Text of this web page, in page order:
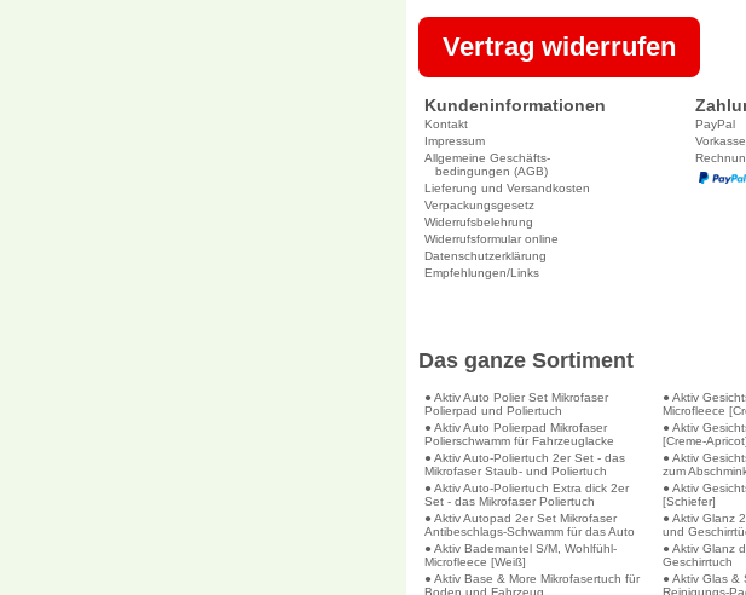
Vertrag widerrufen
Kundeninformationen
Kontakt
Impressum
Allgemeine Geschäfts-
bedingungen (AGB)
Lieferung und Versandkosten
Verpackungsgesetz
Widerrufsbelehrung
Widerrufsformular online
Datenschutzerklärung
Empfehlungen/Links
PayPal
Vorkasse
Das ganze Sortiment
● Aktiv Auto Polier Set Mikrofaser
Polierpad und Poliertuch
● Aktiv Auto Polierpad Mikrofaser
Polierschwamm für Fahrzeuglacke
● Aktiv Auto-Poliertuch 2er Set - das
Mikrofaser Staub- und Poliertuch
● Aktiv Auto-Poliertuch Extra dick 2er
Set - das Mikrofaser Poliertuch
● Aktiv Autopad 2er Set Mikrofaser
Antibeschlags-Schwamm für das Auto
● Aktiv Bademantel S/M, Wohlfühl-
Microfleece [Weiß]
● Aktiv Base & More Mikrofasertuch für
Boden und Fahrzeug
● Aktiv
Microfleece
● Aktiv
[Creme-Apricot]
● Aktiv
zum
● Aktiv
[Schiefer]
● Aktiv Glanz
und
● Aktiv Glanz
Geschirrtuch
● Aktiv Glas &
Reinigungs-